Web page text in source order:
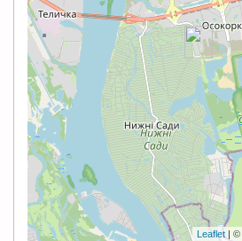
Leaflet | ©